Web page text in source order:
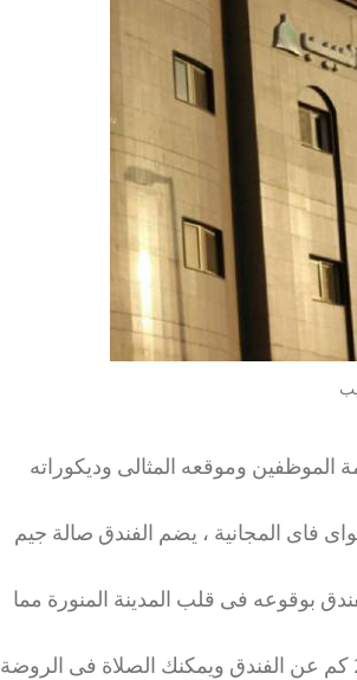
وموقعه المثالى وديكوراته
فاى المجانية ، يضم الفندق صالة جيم
بوقوعه فى قلب المدينة المنورة مما
يمكنك الذهاب الى المسجد النبوي والذى يبعد حوالى 2.8 كم عن الفندق ويمكنك الصلاة فى الروضة